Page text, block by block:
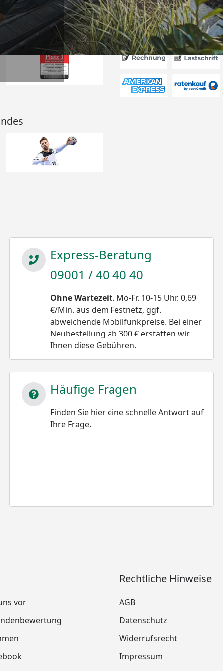
Akzeptierte
Express-Beratung
09001 / 40 40 40
Ohne Wartezeit. Mo-Fr. 10-15 Uhr. 0,69
€/Min. aus dem Festnetz, ggf.
abweichende Mobilfunkpreise. Bei einer
Neubestellung ab 300 € erstatten wir
Ihnen diese Gebühren.
Häufige Fragen
Finden Sie hier eine schnelle Antwort auf
Ihre Frage.
vor
Rechtliche Hinweise
AGB
Datenschutz
Widerrufsrecht
Impressum